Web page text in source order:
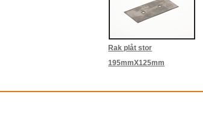
Rak plåt stor
195mmX125mm